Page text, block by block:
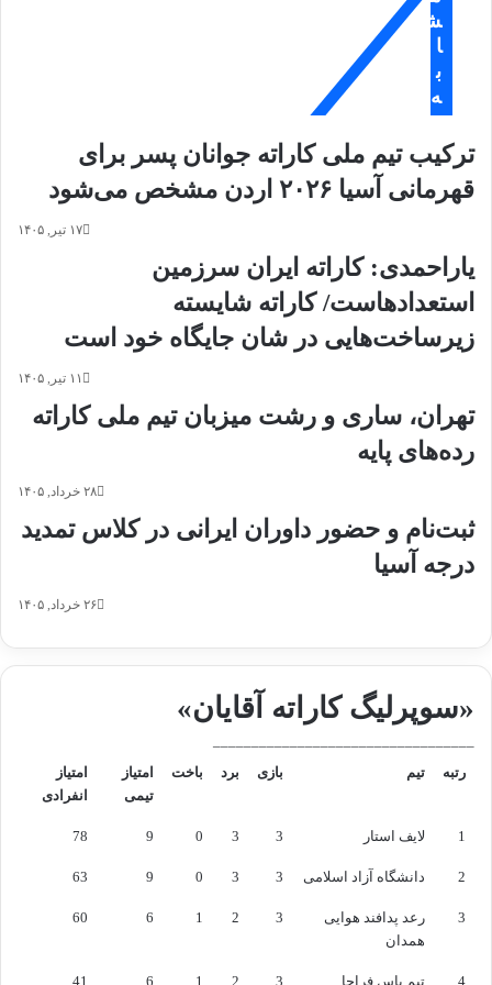
ص
د
ش
ا
ب
ه
ترکیب تیم ملی کاراته جوانان پسر برای
قهرمانی آسیا ۲۰۲۶ اردن مشخص می‌شود
۱۷ تیر, ۱۴۰۵
یاراحمدی: کاراته ایران سرزمین
استعدادهاست/ کاراته شایسته
زیرساخت‌هایی در شان جایگاه خود است
۱۱ تیر, ۱۴۰۵
تهران، ساری و رشت میزبان تیم ملی کاراته
رده‌های پایه
۲۸ خرداد, ۱۴۰۵
ثبت‌نام و حضور داوران ایرانی در کلاس تمدید
درجه آسیا
۲۶ خرداد, ۱۴۰۵
«سوپرلیگ کاراته آقایان»
رتبه
تیم بازی برد باخت
امتیاز
تیمی
امتیاز
انفرادی
1 لایف استار 3
3
0
9
78
2 دانشگاه آزاد اسلامی 3
3
0
9
63
3
رعد پدافند هوایی
همدان
3
2
1
6
60
4 تیم پاس فراجا 3
2
1
6
41